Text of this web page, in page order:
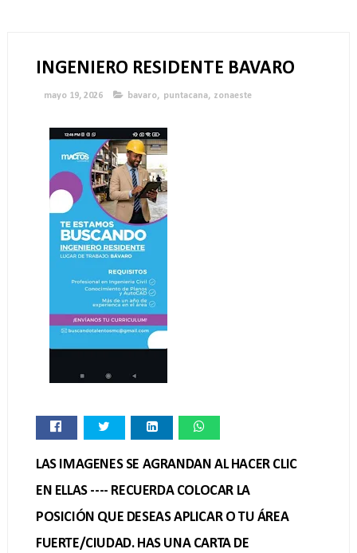
INGENIERO RESIDENTE BAVARO
mayo 19, 2026 bavaro, puntacana, zonaeste
LAS IMAGENES SE AGRANDAN AL HACER CLIC
EN ELLAS ---- RECUERDA COLOCAR LA
POSICIÓN QUE DESEAS APLICAR O TU ÁREA
FUERTE/CIUDAD. HAS UNA CARTA DE